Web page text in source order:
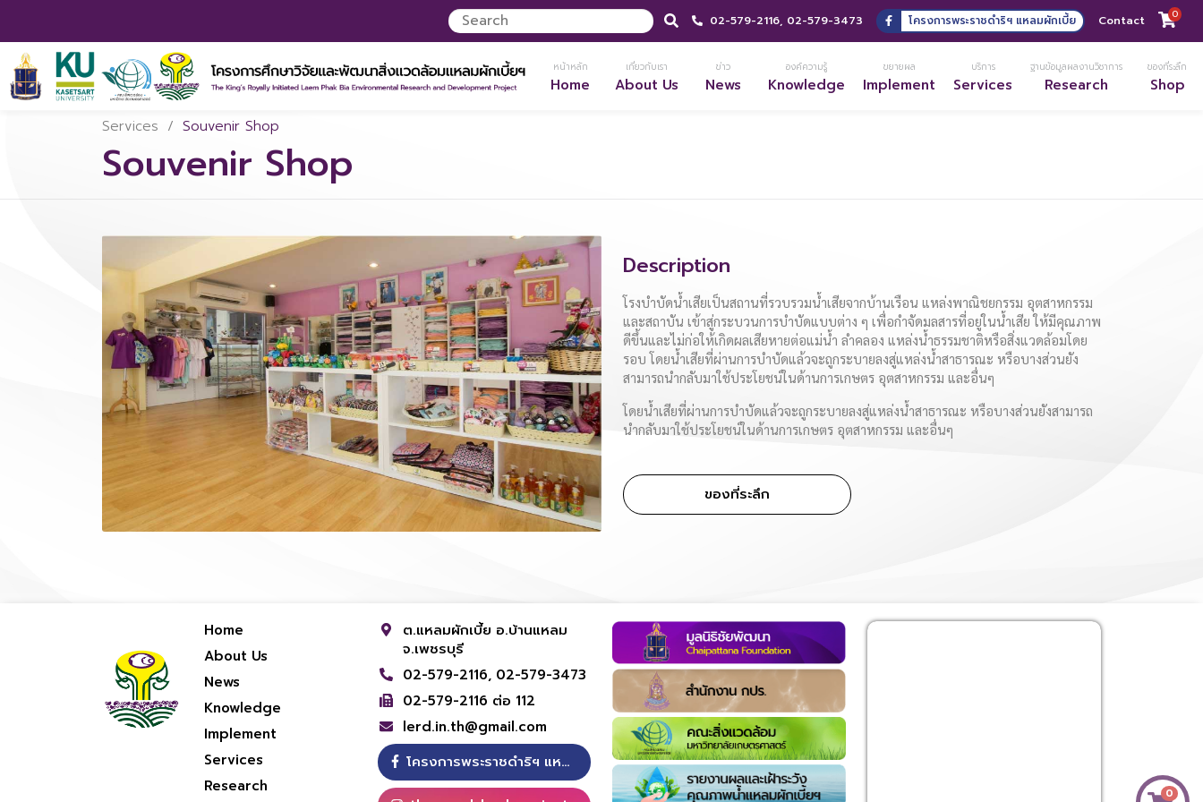
02-579-2116, 02-579-3473 โครงการพระราชดำริฯ แหลมผักเบี้ย Contact 0
หน้าหลัก
Home
เกี่ยวกับเรา
About Us
ข่าว
News
องค์ความรู้
Knowledge
ขยายผล
Implement
บริการ
Services
ฐานข้อมูลผลงานวิชาการ
Research
ของที่ระลึก
Shop
Services / Souvenir Shop
Souvenir Shop
Description
โรงบำบัดน้ำเสียเป็นสถานที่รวบรวมน้ำเสียจากบ้านเรือน แหล่งพาณิชยกรรม อุตสาหกรรม
และสถาบัน เข้าสู่กระบวนการบำบัดแบบต่าง ๆ เพื่อกำจัดมลสารที่อยู่ในน้ำเสีย ให้มีคุณภาพ
ดีขึ้นและไม่ก่อให้เกิดผลเสียหายต่อแม่น้ำ ลำคลอง แหล่งน้ำธรรมชาติหรือสิ่งแวดล้อมโดย
รอบ โดยน้ำเสียที่ผ่านการบำบัดแล้วจะถูกระบายลงสู่แหล่งน้ำสาธารณะ หรือบางส่วนยัง
สามารถนำกลับมาใช้ประโยชน์ในด้านการเกษตร อุตสาหกรรม และอื่นๆ
โดยน้ำเสียที่ผ่านการบำบัดแล้วจะถูกระบายลงสู่แหล่งน้ำสาธารณะ หรือบางส่วนยังสามารถ
นำกลับมาใช้ประโยชน์ในด้านการเกษตร อุตสาหกรรม และอื่นๆ
ของที่ระลึก
0
Home
About Us
News
Knowledge
Implement
Services
Research
ต.แหลมผักเบี้ย อ.บ้านแหลม
จ.เพชรบุรี
02-579-2116, 02-579-3473
02-579-2116 ต่อ 112
lerd.in.th@gmail.com
โครงการพระราชดำริฯ แหลมผักเบี้ย